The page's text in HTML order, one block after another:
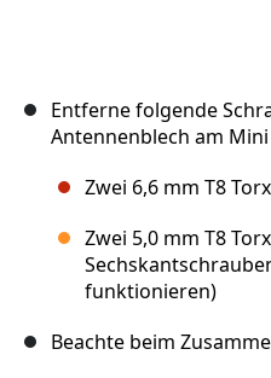
Entferne folgende
Antennenblech am
Zwei 6,6 mm T8
Zwei 5,0 mm T8
funktionieren)
Beachte beim